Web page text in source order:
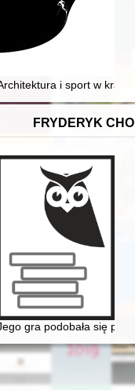
zaskakujących
Biblioteki
i sport w
FRYDERYK
ziemi
T. 3 cz. 2,
gra podobała się